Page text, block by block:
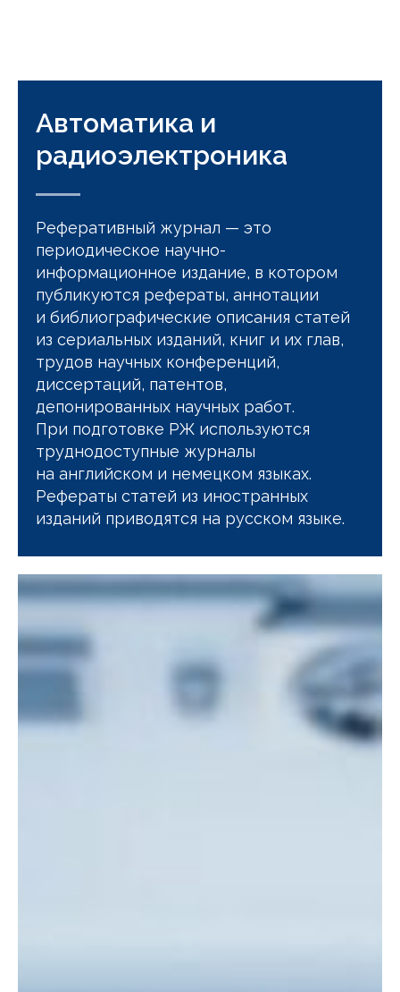
Автоматика и
радиоэлектроника
Реферативный журнал — это
периодическое научно-
информационное издание, в котором
публикуются рефераты, аннотации
и библиографические описания статей
из сериальных изданий, книг и их глав,
трудов научных конференций,
диссертаций, патентов,
депонированных научных работ.
При подготовке РЖ используются
труднодоступные журналы
на английском и немецком языках.
Рефераты статей из иностранных
изданий приводятся на русском языке.